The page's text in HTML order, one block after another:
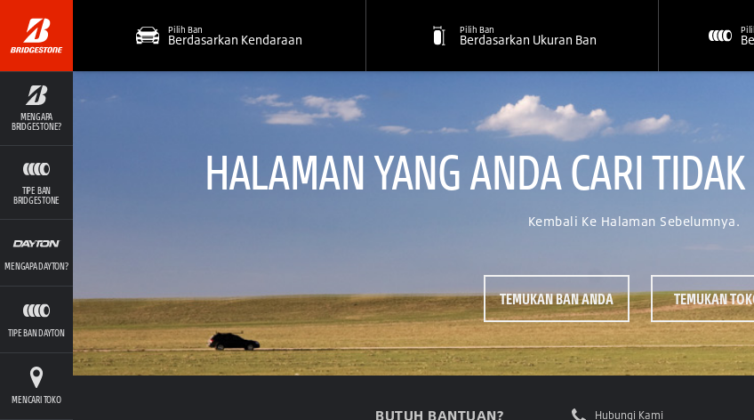
MENGAPA
BRIDGESTONE?
TIPE BAN
BRIDGESTONE
MENGAPA DAYTON?
TIPE BAN DAYTON
MENCARI TOKO
Pilih Ban
Berdasarkan Kendaraan
Pilih Ban
Berdasarkan Ukuran Ban
HALAMAN YANG ANDA CARI
Kembali Ke Halaman Sebelumnya.
TEMUKAN BAN ANDA TEMUKAN
BUTUH BANTUAN? Hubungi Kami